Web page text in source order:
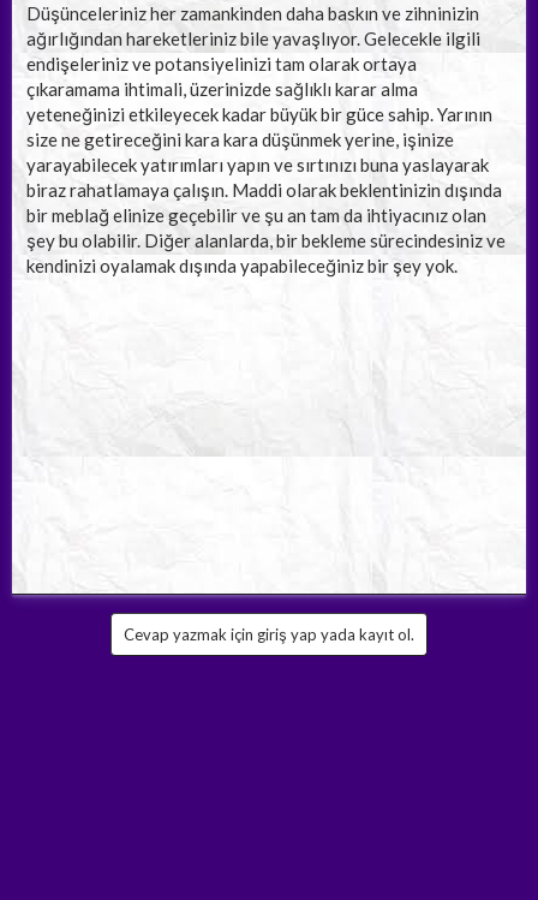
l
a
t
a
n
a
r
h
i
Düşünceleriniz her zamankinden daha baskın ve zihninizin
ağırlığından hareketleriniz bile yavaşlıyor. Gelecekle ilgili
endişeleriniz ve potansiyelinizi tam olarak ortaya
çıkaramama ihtimali, üzerinizde sağlıklı karar alma
yeteneğinizi etkileyecek kadar büyük bir güce sahip. Yarının
size ne getireceğini kara kara düşünmek yerine, işinize
yarayabilecek yatırımları yapın ve sırtınızı buna yaslayarak
biraz rahatlamaya çalışın. Maddi olarak beklentinizin dışında
bir meblağ elinize geçebilir ve şu an tam da ihtiyacınız olan
şey bu olabilir. Diğer alanlarda, bir bekleme sürecindesiniz ve
kendinizi oyalamak dışında yapabileceğiniz bir şey yok.
Cevap yazmak için giriş yap yada kayıt ol.